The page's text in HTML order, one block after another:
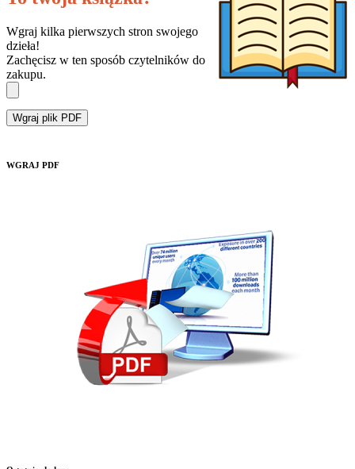
Wgraj kilka pierwszych stron swojego
dzieła!
Zachęcisz w ten sposób czytelników do
zakupu.
Wgraj plik PDF
WGRAJ PDF